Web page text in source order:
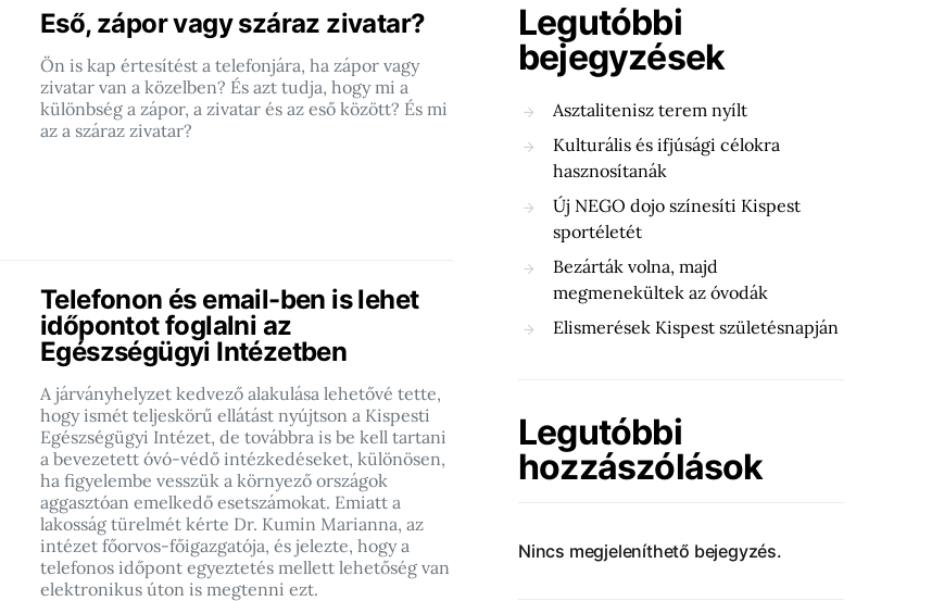
Eső, zápor vagy száraz zivatar?
Ön is kap értesítést a telefonjára, ha zápor vagy
zivatar van a közelben? És azt tudja, hogy mi a
különbség a zápor, a zivatar és az eső között? És mi
az a száraz zivatar?
Telefonon és email-ben is lehet
időpontot foglalni az
Egészségügyi Intézetben
A járványhelyzet kedvező alakulása lehetővé tette,
hogy ismét teljeskörű ellátást nyújtson a Kispesti
Egészségügyi Intézet, de továbbra is be kell tartani
a bevezetett óvó-védő intézkedéseket, különösen,
ha figyelembe vesszük a környező országok
aggasztóan emelkedő esetszámokat. Emiatt a
lakosság türelmét kérte Dr. Kumin Marianna, az
intézet főorvos-főigazgatója, és jelezte, hogy a
telefonos időpont egyeztetés mellett lehetőség van
elektronikus úton is megtenni ezt.
Legutóbbi
bejegyzések
Asztalitenisz terem nyílt
Kulturális és ifjúsági célokra
hasznosítanák
Új NEGO dojo színesíti Kispest
sportéletét
Bezárták volna, majd
megmenekültek az óvodák
Elismerések Kispest születésnapján
Legutóbbi
hozzászólások
Nincs megjeleníthető bejegyzés.